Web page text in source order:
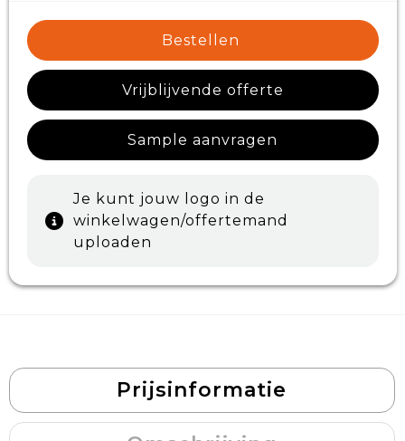
Bestellen
Vrijblijvende offerte
Sample aanvragen
Je kunt jouw logo in de
winkelwagen/offertemand
uploaden
Prijsinformatie